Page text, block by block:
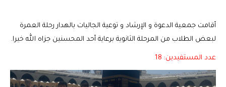
أقامت جمعية الدعوة و الإرشاد و توعية الجاليات بالهدار رحلة العمرة
لبعض الطلاب من المرحلة الثانوية برعاية أحد المحسنين جزاه الله خيرا.
عدد المستفيدين: 18